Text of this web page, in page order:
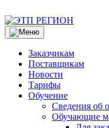
Заказчикам
Поставщикам
Новости
Тарифы
Обучение
Сведения об
Обучающие